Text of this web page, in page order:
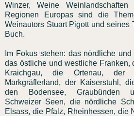
Winzer, Weine Weinlandschaften
Regionen Europas sind die
Weinautors Stuart Pigott und seines
Buch.
Im Fokus stehen: das nördliche
das östliche und westliche Franken,
Kraichgau, die Ortenau, der
Markgräflerland, der Kaiserstuhl,
den Bodensee, Graubünden
Schweizer Seen, die nördliche
Elsass, die Pfalz, Rheinhessen, die